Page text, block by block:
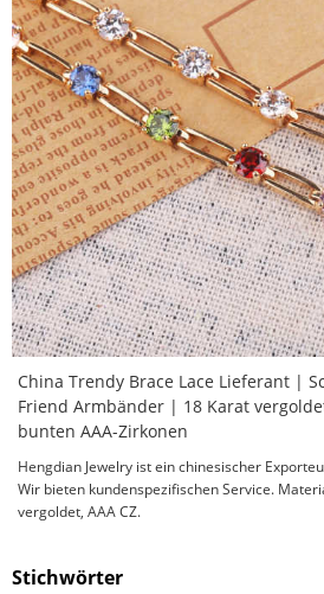
China Trendy Brace Lace Lieferant |
Friend Armbänder | 18 Karat
bunten AAA-Zirkonen
Hengdian Jewelry ist ein chinesischer
Wir bieten kundenspezifischen Service.
vergoldet, AAA CZ.
Stichwörter